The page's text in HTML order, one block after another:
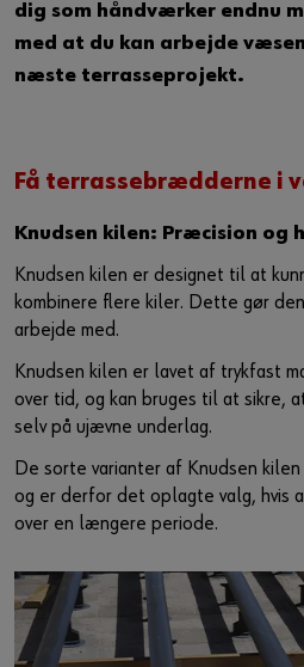
dig som håndværker endnu
med at du kan arbejde
næste terrasseprojekt.
Få terrassebrædderne i
Knudsen kilen: Præcision og
Knudsen kilen er designet til at
kombinere flere kiler. Dette gør
arbejde med.​
Knudsen kilen er lavet af trykfast
over tid, og kan bruges til at sikre,
selv på ujævne underlag. ​
De sorte varianter af Knudsen
og er derfor det oplagte valg, hvis
over en længere periode.​